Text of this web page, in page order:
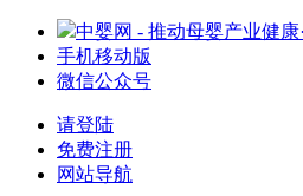
中婴网 - 推动母婴产业健康
手机移动版
微信公众号
请登陆
免费注册
网站导航